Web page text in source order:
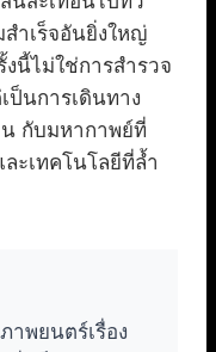
ำเร็จอันยิ่งใหญ่
นี้ไม่ใช่การสำรวจ
ป็นการเดินทาง
กับมหากาพย์ที่
ะเทคโนโลยีที่ล้ำ
ภาพยนตร์เรื่อง